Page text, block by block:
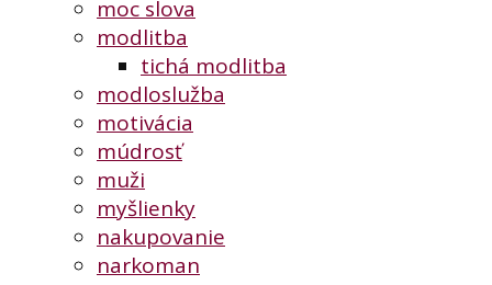
moc slova
modlitba
tichá modlitba
modloslužba
motivácia
múdrosť
muži
myšlienky
nakupovanie
narkoman